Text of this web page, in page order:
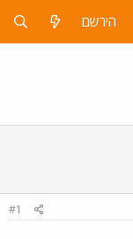
הירשם
#1